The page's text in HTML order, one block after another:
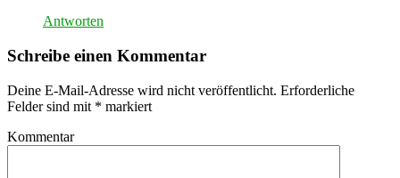
Antworten
Schreibe einen Kommentar
Deine E-Mail-Adresse wird nicht veröffentlicht. Erforderliche
Felder sind mit * markiert
Kommentar